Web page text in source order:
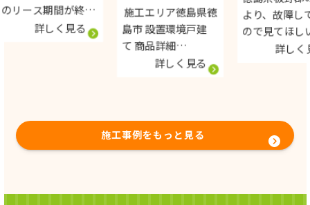
期間が終わ
しいエコキ
、助かりま
という、嬉
、お客様に
しく見る
施工エリア徳島県徳
島市 設置環境戸建
て 商品詳細
置についてお問い合
わせいただきまし
したが、雷で故障し
詳しく見る
より、故障している
ので見てほしいとお
問い合わせいただき
ました。 エコキュー
が漏れてしまいエラ
ーコードが出ていま
て頂き、水漏れの心
詳しく見る
施工事例をもっと見る